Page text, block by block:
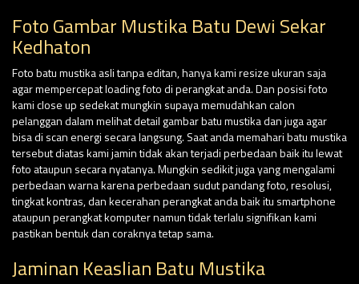
Foto Gambar Mustika Batu Dewi Sekar
Kedhaton
Foto batu mustika asli tanpa editan, hanya kami resize ukuran saja
agar mempercepat loading foto di perangkat anda. Dan posisi foto
kami close up sedekat mungkin supaya memudahkan calon
pelanggan dalam melihat detail gambar batu mustika dan juga agar
bisa di scan energi secara langsung. Saat anda memahari batu mustika
tersebut diatas kami jamin tidak akan terjadi perbedaan baik itu lewat
foto ataupun secara nyatanya. Mungkin sedikit juga yang mengalami
perbedaan warna karena perbedaan sudut pandang foto, resolusi,
tingkat kontras, dan kecerahan perangkat anda baik itu smartphone
ataupun perangkat komputer namun tidak terlalu signifikan kami
pastikan bentuk dan coraknya tetap sama.
Jaminan Keaslian Batu Mustika